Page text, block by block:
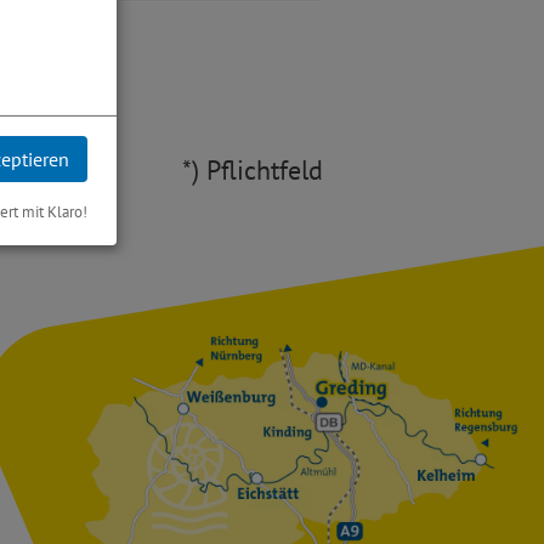
*) Pflichtfeld
mit Klaro!